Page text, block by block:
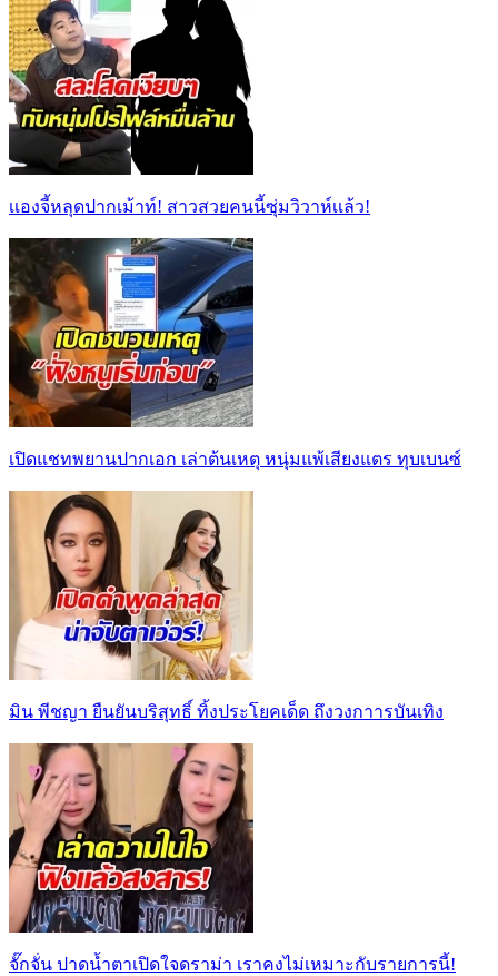
เเองจี้หลุดปากเม้าท์! สาวสวยคนนี้ซุ่มวิวาห์เเล้ว!
เปิดแชทพยานปากเอก เล่าต้นเหตุ หนุ่มแพ้เสียงแตร ทุบเบนซ์
มิน พีชญา ยืนยันบริสุทธิ์ ทิ้งประโยคเด็ด ถึงวงกาารบันเทิง
จั๊กจั่น ปาดน้ำตาเปิดใจดราม่า เราคงไม่เหมาะกับรายการนี้!